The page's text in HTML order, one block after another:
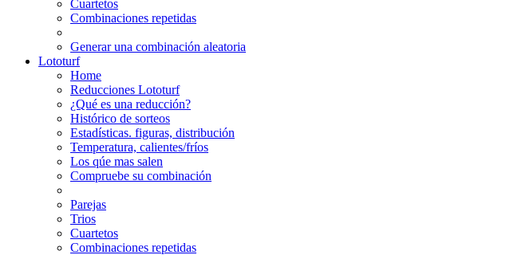
Cuartetos
Combinaciones repetidas
Generar una combinación aleatoria
Lototurf
Home
Reducciones Lototurf
¿Qué es una reducción?
Histórico de sorteos
Estadísticas. figuras, distribución
Temperatura, calientes/fríos
Los qúe mas salen
Compruebe su combinación
Parejas
Trios
Cuartetos
Combinaciones repetidas